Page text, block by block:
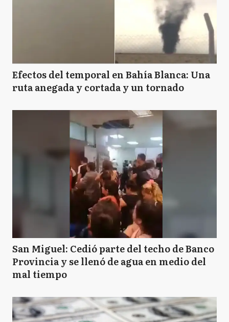
Efectos del temporal en Bahía Blanca: Una
ruta anegada y cortada y un tornado
San Miguel: Cedió parte del techo de Banco
Provincia y se llenó de agua en medio del
mal tiempo